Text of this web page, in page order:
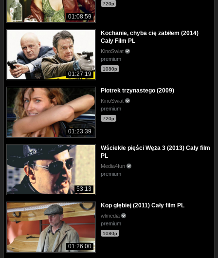
01:08:59
720p
01:27:19
Kochanie, chyba cię zabiłem (2014)
Cały Film PL
KinoSwiat
premium
1080p
01:23:39
Piotrek trzynastego (2009)
KinoSwiat
premium
720p
53:13
Wściekłe pięści Węża 3 (2013) Cały film
PL
Media4fun
premium
01:26:00
Kop głębiej (2011) Cały film PL
wlmedia
premium
1080p